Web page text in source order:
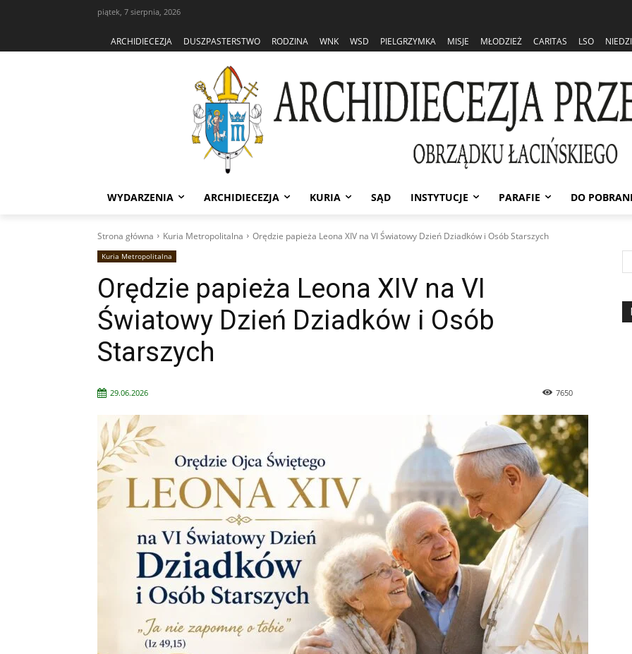
piątek, 7 sierpnia, 2026
ARCHIDIECEZJA DUSZPASTERSTWO RODZINA WNK WSD PIELGRZYMKA MISJE MŁODZIEŻ CARITAS LSO
WYDARZENIA ARCHIDIECEZJA KURIA SĄD INSTYTUCJE PARAFIE DO
Strona główna Kuria Metropolitalna Orędzie papieża Leona XIV na VI Światowy Dzień Dziadków i Osób Starszych
Kuria Metropolitalna
Orędzie papieża Leona XIV na VI
Światowy Dzień Dziadków i Osób
Starszych
29.06.2026 7650